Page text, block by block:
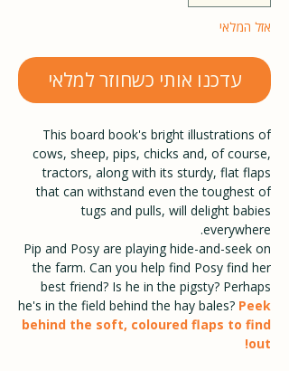
אזל המלאי
עדכנו אותי כשחוזר למלאי
This board book's bright illustrations of
cows, sheep, pips, chicks and, of course,
tractors, along with its sturdy, flat flaps
that can withstand even the toughest of
tugs and pulls, will delight babies
everywhere.
Pip and Posy are playing hide-and-seek on
the farm. Can you help find Posy find her
best friend? Is he in the pigsty? Perhaps
he's in the field behind the hay bales? Peek
behind the soft, coloured flaps to find
out!